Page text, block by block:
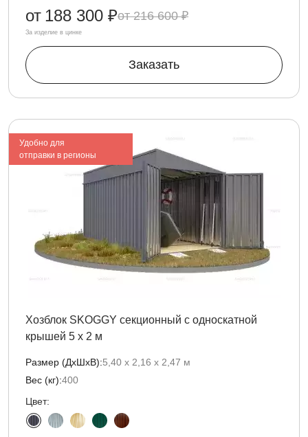
216 600 ₽
от 188 300 ₽
За изделие в цинке
Заказать
Удобно для
отправки в регионы
Хозблок SKOGGY секционный с односкатной
крышей 5 х 2 м
Размер (ДxШxВ):5,40 х 2,16 х 2,47 м
Вес (кг):400
Цвет: